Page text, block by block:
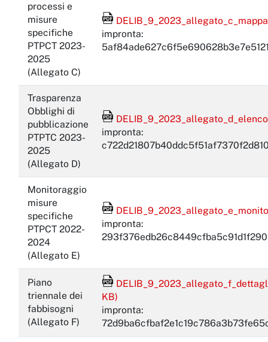
processi e
misure
specifiche
PTPCT 2023-
2025
(Allegato C)
File Acrobat Reader
impronta:
Trasparenza
Obblighi di
pubblicazione
PTPTC 2023-
2025
(Allegato D)
File Acrobat Reader
impronta:
Monitoraggio
misure
specifiche
PTPCT 2022-
2024
(Allegato E)
File Acrobat Reader
impronta:
Piano
triennale dei
fabbisogni
(Allegato F)
File Acrobat Reader
KB)
impronta: